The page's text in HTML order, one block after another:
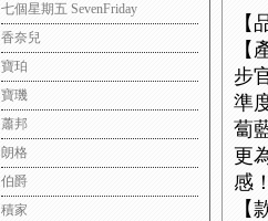
七個星期五 SevenFriday
香奈兒
寶珀
寶璣
蕭邦
朗格
伯爵
積家
【
【
步
準
蔔
更
感！
【